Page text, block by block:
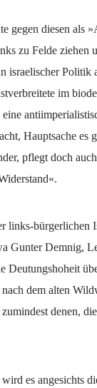
gegen diesen als
zu Felde ziehen
Politik
im
Hauptsache es
pflegt doch
links-bürgerlichen
Gunter Demnig,
Deutungshoheit
nach dem alten
denen,
es angesichts